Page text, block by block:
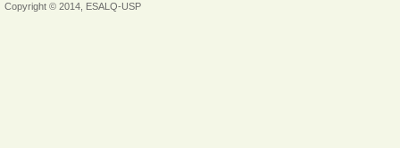
Copyright © 2014, ESALQ-USP